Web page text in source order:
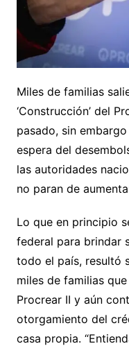
Miles de familias
‘Construcción’ del
pasado, sin
espera del
las autoridades
no paran de
Lo que en principio
federal para brindar
todo el país, resultó
miles de familias
Procrear II y aún
otorgamiento del
casa propia.